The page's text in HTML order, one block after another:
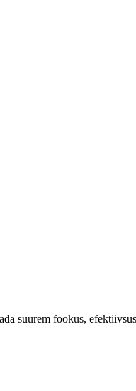
suurem fookus,